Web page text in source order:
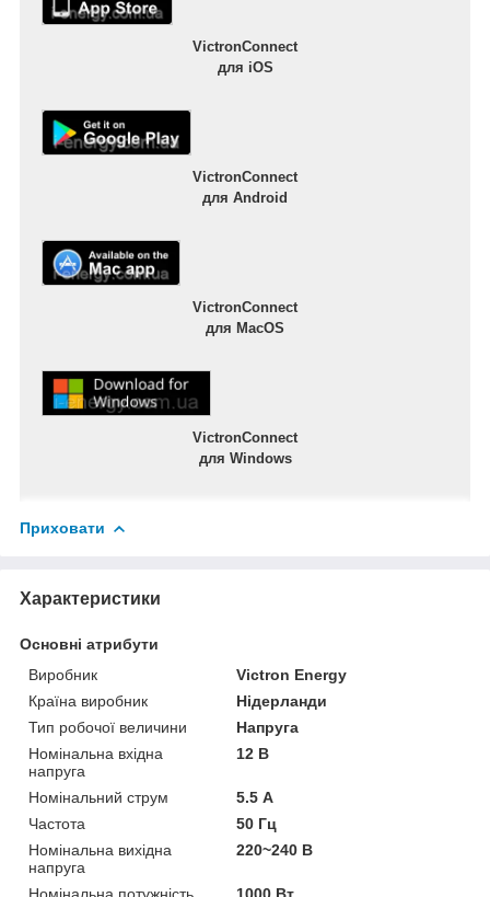
VictronConnect
для iOS
VictronConnect
для Android
VictronConnect
для MacOS
VictronConnect
для Windows
Приховати
Характеристики
Основні атрибути
Виробник
Victron Energy
Країна виробник
Нідерланди
Тип робочої величини
Напруга
Номінальна вхідна
напруга
12 В
Номінальний струм
5.5 А
Частота
50 Гц
Номінальна вихідна
напруга
220~240 В
Номінальна потужність 1000 Вт